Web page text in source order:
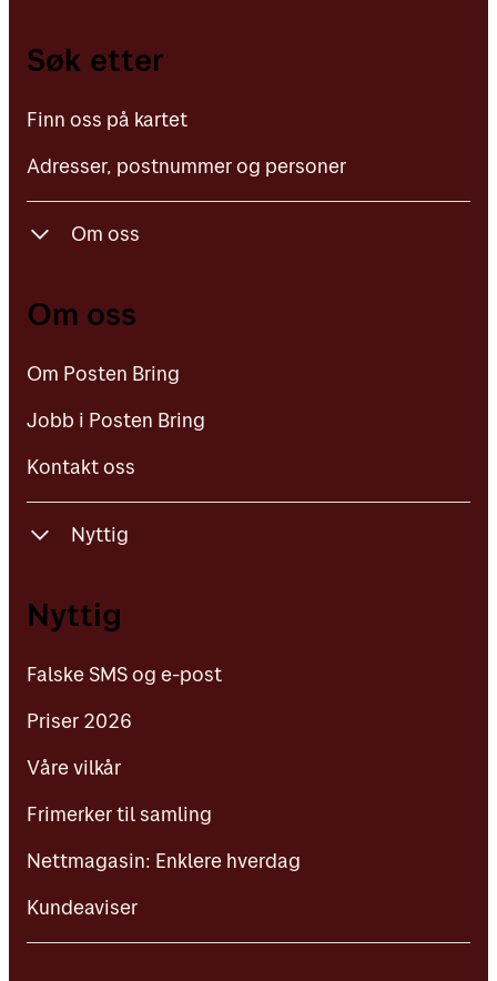
Finn oss på kartet
Søk etter
Finn oss på kartet
Adresser, postnummer og personer
Om oss
Om oss
Om Posten Bring
Jobb i Posten Bring
Kontakt oss
Nyttig
Falske SMS og e-post
Nyttig
Falske SMS og e-post
Priser 2026
Våre vilkår
Frimerker til samling
Nettmagasin: Enklere hverdag
Kundeaviser